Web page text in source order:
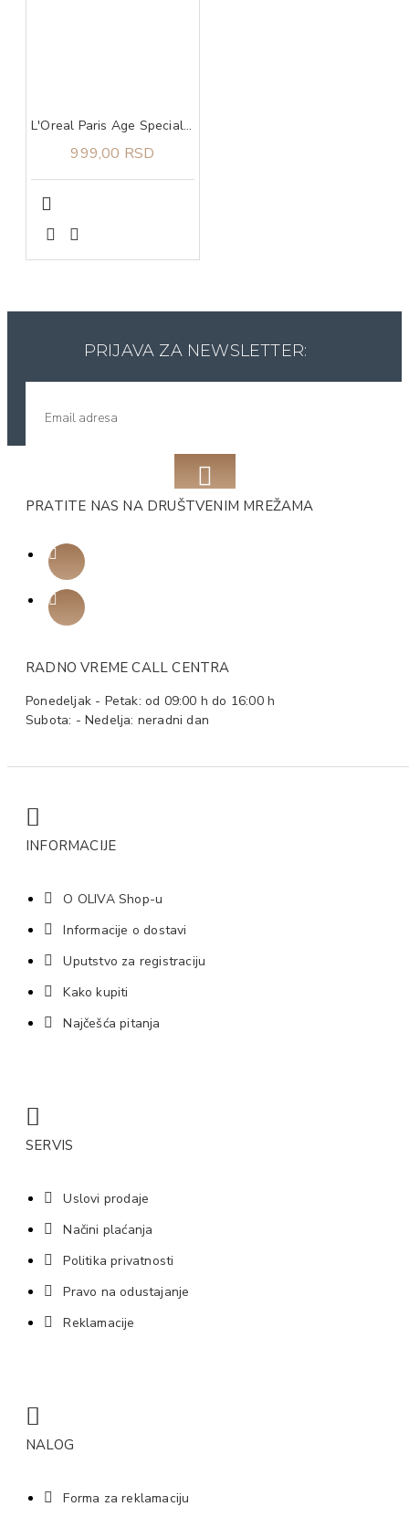
L'Oreal Paris Age Specialist 55+ krema protiv bora za predeo oko očiju 15 ml
999,00 RSD
PRIJAVA ZA NEWSLETTER:
PRATITE NAS NA DRUŠTVENIM MREŽAMA
RADNO VREME CALL CENTRA
Ponedeljak - Petak: od 09:00 h do 16:00 h
Subota: - Nedelja: neradni dan
INFORMACIJE
O OLIVA Shop-u
Informacije o dostavi
Uputstvo za registraciju
Kako kupiti
Najčešća pitanja
SERVIS
Uslovi prodaje
Načini plaćanja
Politika privatnosti
Pravo na odustajanje
Reklamacije
NALOG
Forma za reklamaciju